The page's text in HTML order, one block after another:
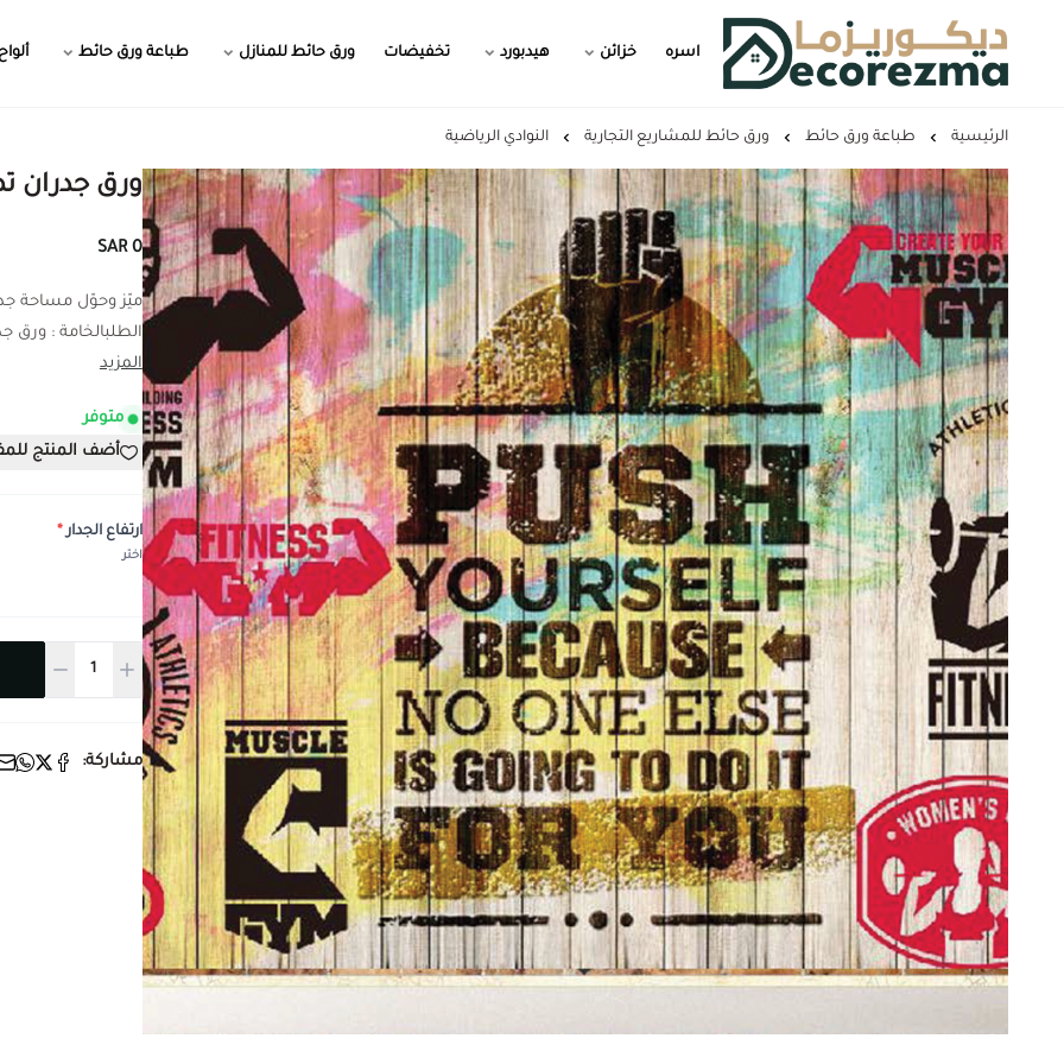
Decorezma
اسره خزائن هيدبورد تخفيضات ورق حائط للمنازل طباعة ورق حائط
الرئيسية طباعة ورق حائط ورق حائط للمشاريع التجارية النوادي الرياضية
ورق جدران
0 SAR
ميّز وحوّل مساحة
الطلبالخامة : ورق
المزيد
متوفر
أضف المنتج
ارتفاع الجدار*
اختر
مشاركة: